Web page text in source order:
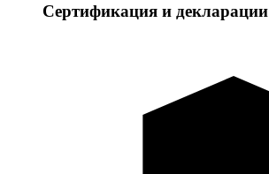
Сертификация и декларации